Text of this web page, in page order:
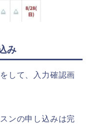
み
して、入力確認画
ンの申し込みは完